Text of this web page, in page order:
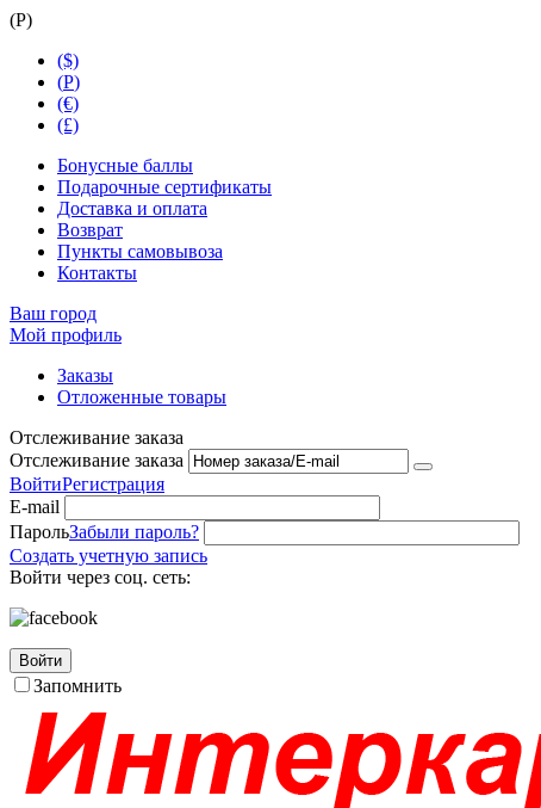
(Р)
($)
(Р)
(€)
(£)
Бонусные баллы
Подарочные сертификаты
Доставка и оплата
Возврат
Пункты самовывоза
Контакты
Ваш город
Мой профиль
Заказы
Отложенные товары
Отслеживание заказа
Отслеживание заказа
ВойтиРегистрация
E-mail
ПарольЗабыли пароль?
Создать учетную запись
Войти через соц. сеть:
Войти
Запомнить